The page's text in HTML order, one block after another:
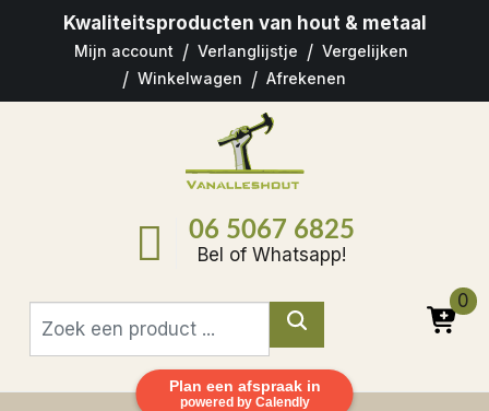
Plan een afspraak in
powered by Calendly
Kwaliteitsproducten van hout & metaal
Mijn account Verlanglijstje
Vergelijken
Winkelwagen
Afrekenen
06 5067 6825
Bel of Whatsapp!
0